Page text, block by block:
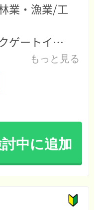
業・漁業/工
ゲートイースト稚内店
もっと見る
中に追加